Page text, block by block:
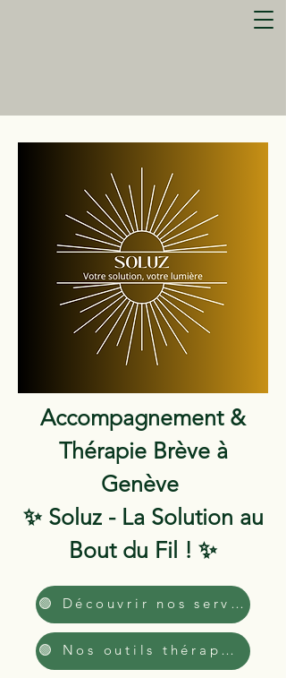
Accompagnement &
Thérapie Brève à
Genève
✨ Soluz - La Solution au
Bout du Fil ! ✨
🟢 Découvrir nos services
🟢 Nos outils thérapeutiques